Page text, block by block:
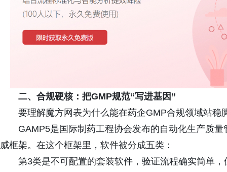
二、合规硬核：把GMP规范“写进基因”
要理解魔方网表为什么能在药企GMP合规领域站
GAMP5是国际制药工程协会发布的自动化生产质
威框架。在这个框架里，软件被分成五类：
第3类是不可配置的套装软件，验证流程确实简单